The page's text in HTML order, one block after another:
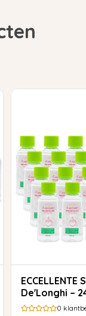
ECCELLENTE Snelontkalker voor
De'Longhi –
0